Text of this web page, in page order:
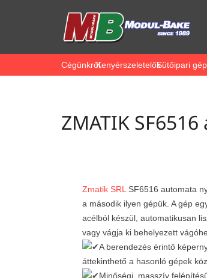
CégünkrőlKenyérszeletelőkSütőipari
ZMATIK
Zmatik SRL SF6516 automata
a második ilyen gépük. A gép
acélból készül, automatikusan
vagy vágja ki behelyezett
A berendezés érintő
áttekinthető a hasonló gépek
Minőségi, masszív